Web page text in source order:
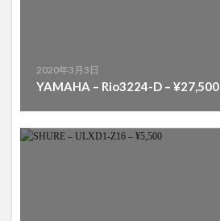
2020年3月3日
YAMAHA – Rio3224-D – ¥27,500